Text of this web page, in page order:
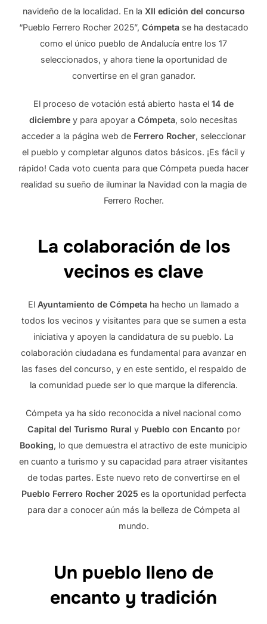
navideño de la localidad. En la XII edición del concurso
“Pueblo Ferrero Rocher 2025”, Cómpetase ha destacado
como el único pueblo de Andalucía entre los 17
seleccionados, y ahora tiene la oportunidad de
convertirse en el gran ganador.
El proceso de votación está abierto hasta el 14 de
diciembre y para apoyar a Cómpeta, solo necesitas
acceder a la página web de Ferrero Rocher, seleccionar
el pueblo y completar algunos datos básicos. ¡Es fácil y
rápido! Cada voto cuenta para que Cómpeta pueda hacer
realidad su sueño de iluminar la Navidad con la magia de
Ferrero Rocher.
La colaboración de los
vecinos es clave
El Ayuntamiento de Cómpeta ha hecho un llamado a
todos los vecinos y visitantes para que se sumen a esta
iniciativa y apoyen la candidatura de su pueblo. La
colaboración ciudadana es fundamental para avanzar en
las fases del concurso, y en este sentido, el respaldo de
la comunidad puede ser lo que marque la diferencia.
Cómpeta ya ha sido reconocida a nivel nacional como
Capital del Turismo Rural y Pueblo con Encanto por
Booking, lo que demuestra el atractivo de este municipio
en cuanto a turismo y su capacidad para atraer visitantes
de todas partes. Este nuevo reto de convertirse en el
Pueblo Ferrero Rocher 2025 es la oportunidad perfecta
para dar a conocer aún más la belleza de Cómpeta al
mundo.
Un pueblo lleno de
encanto y tradición